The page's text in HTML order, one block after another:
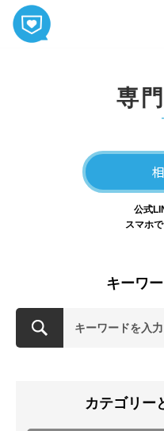
専
公式
スマホ
キーワ
カテゴリー